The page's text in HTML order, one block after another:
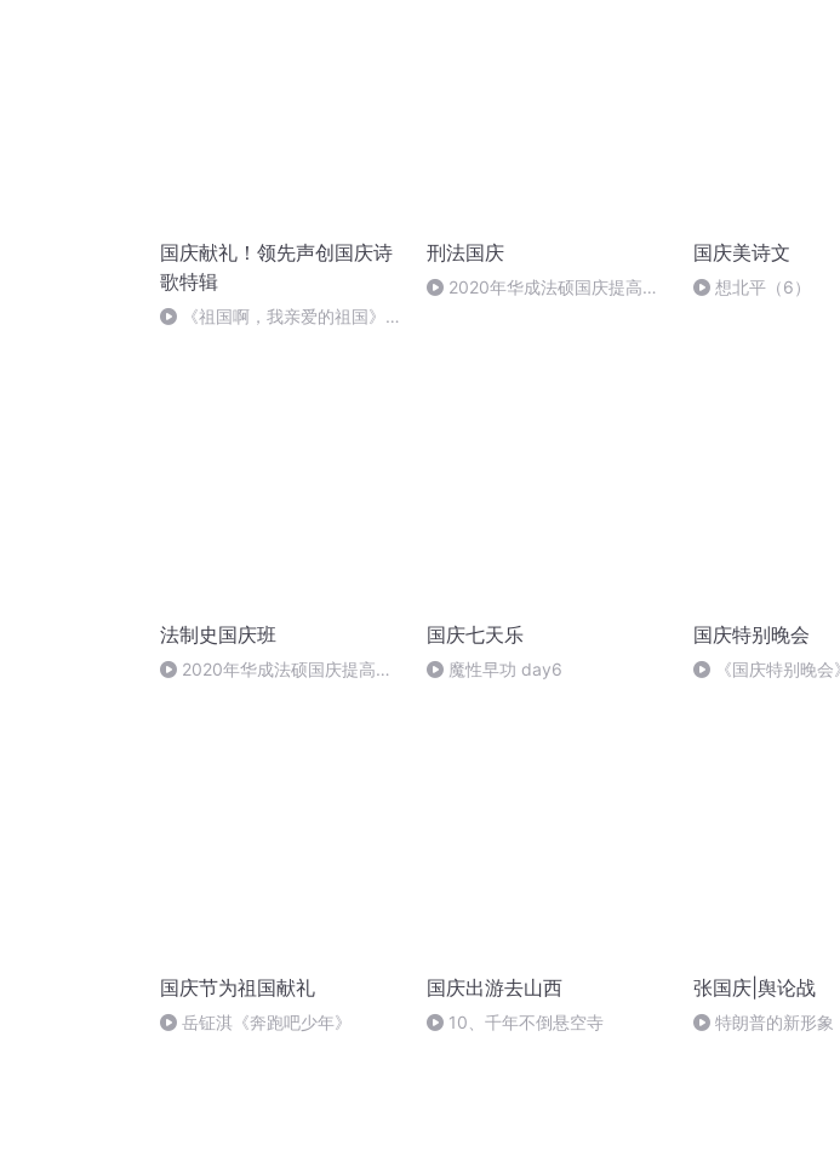
国庆献礼！领先声创国庆诗
歌特辑
《祖国啊，我亲爱的祖国》温
刑法国庆
2020年华成法硕国庆提高班
国庆美诗文
想北平（6）
法制史国庆班
2020年华成法硕国庆提高班
国庆七天乐
魔性早功 day6
国庆特别晚会
《国庆特别晚
国庆节为祖国献礼
岳钲淇《奔跑吧少年》
国庆出游去山西
10、千年不倒悬空寺
张国庆|舆论战
特朗普的新形象